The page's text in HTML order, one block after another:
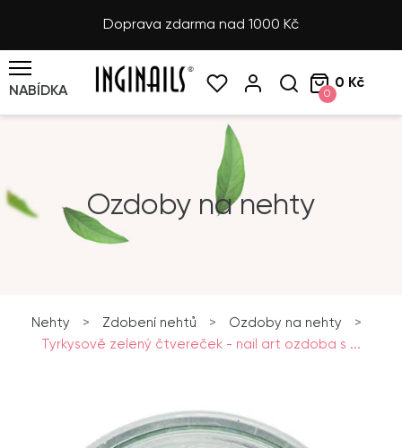
Doprava zdarma nad 1000 Kč
NABÍDKA 0
0 Kč
Ozdoby na nehty
Nehty > Zdobení nehtů > Ozdoby na nehty
>
Tyrkysově zelený čtvereček - nail art ozdoba s ...